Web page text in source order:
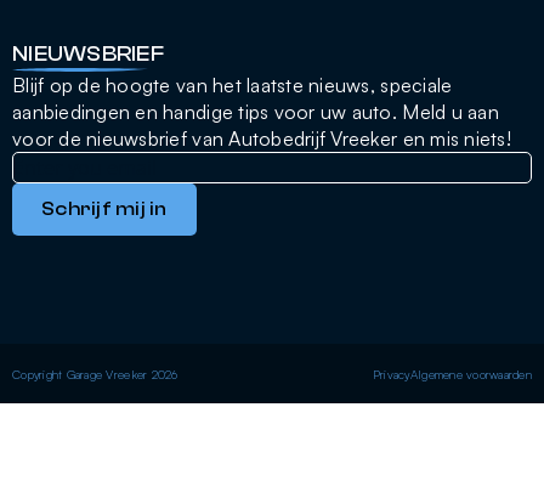
NIEUWSBRIEF
Blijf op de hoogte van het laatste nieuws, speciale
aanbiedingen en handige tips voor uw auto. Meld u aan
voor de nieuwsbrief van Autobedrijf Vreeker en mis niets!
Schrijf mij in
Copyright Garage Vreeker 2026 PrivacyAlgemene voorwaarden